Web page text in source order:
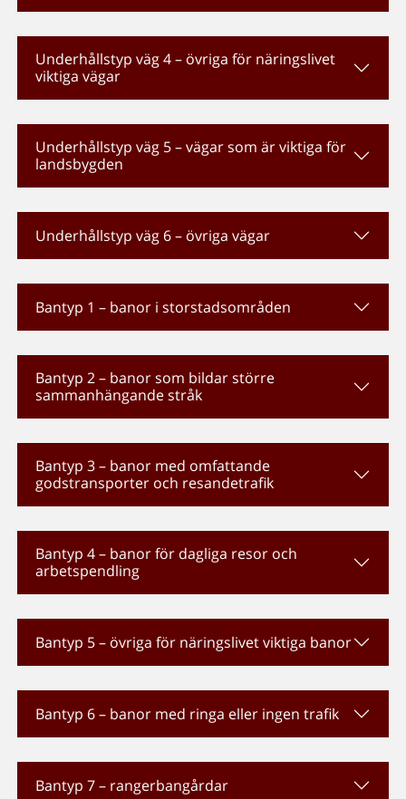
Underhållstyp väg 4 – övriga för näringslivet
viktiga vägar
Underhållstyp väg 5 – vägar som är viktiga för
landsbygden
Underhållstyp väg 6 – övriga vägar
Bantyp 1 – banor i storstadsområden
Bantyp 2 – banor som bildar större
sammanhängande stråk
Bantyp 3 – banor med omfattande
godstransporter och resandetrafik
Bantyp 4 – banor för dagliga resor och
arbetspendling
Bantyp 5 – övriga för näringslivet viktiga banor
Bantyp 6 – banor med ringa eller ingen trafik
Bantyp 7 – rangerbangårdar